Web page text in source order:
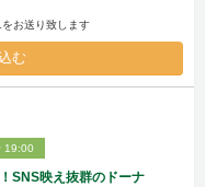
お送り致します
む
19:00
SNS映え抜群のドーナ